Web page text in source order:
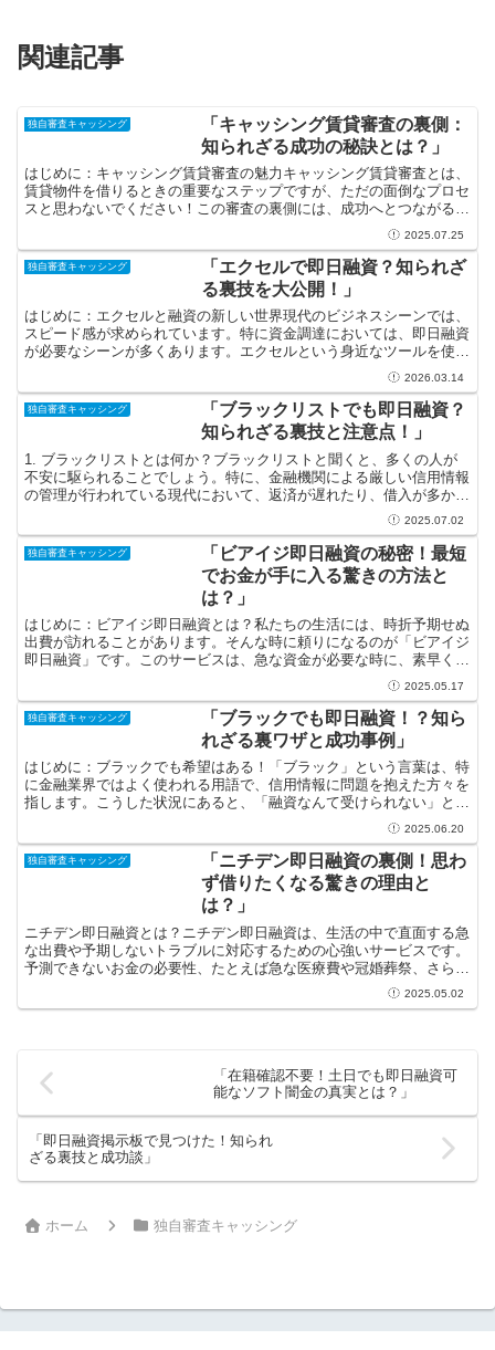
関連記事
独自審査キャッシング
「キャッシング賃貸審査の裏側：
知られざる成功の秘訣とは？」
はじめに：キャッシング賃貸審査の魅力キャッシング賃貸審査とは、
賃貸物件を借りるときの重要なステップですが、ただの面倒なプロセ
スと思わないでください！この審査の裏側には、成功へとつながる多
くの魅力が隠れています。家を借りることは、新しい生活の...2025.07.25
独自審査キャッシング
「エクセルで即日融資？知られざ
る裏技を大公開！」
はじめに：エクセルと融資の新しい世界現代のビジネスシーンでは、
スピード感が求められています。特に資金調達においては、即日融資
が必要なシーンが多くあります。エクセルという身近なツールを使っ
て、手軽に融資を得る方法があることをご存知ですか？この...2026.03.14
独自審査キャッシング
「ブラックリストでも即日融資？
知られざる裏技と注意点！」
1. ブラックリストとは何か？ブラックリストと聞くと、多くの人が
不安に駆られることでしょう。特に、金融機関による厳しい信用情報
の管理が行われている現代において、返済が遅れたり、借入が多かっ
たりすることで「ブラックリスト」に載ってしまうことは...2025.07.02
独自審査キャッシング
「ビアイジ即日融資の秘密！最短
でお金が手に入る驚きの方法と
は？」
はじめに：ビアイジ即日融資とは？私たちの生活には、時折予期せぬ
出費が訪れることがあります。そんな時に頼りになるのが「ビアイジ
即日融資」です。このサービスは、急な資金が必要な時に、素早くお
金を手に入れることができる画期的な方法です。心優しい金...2025.05.17
独自審査キャッシング
「ブラックでも即日融資！？知ら
れざる裏ワザと成功事例」
はじめに：ブラックでも希望はある！「ブラック」という言葉は、特
に金融業界ではよく使われる用語で、信用情報に問題を抱えた方々を
指します。こうした状況にあると、「融資なんて受けられない」と思
い込むかもしれませんが、実は思いもよらない方法で即日融...2025.06.20
独自審査キャッシング
「ニチデン即日融資の裏側！思わ
ず借りたくなる驚きの理由と
は？」
ニチデン即日融資とは？ニチデン即日融資は、生活の中で直面する急
な出費や予期しないトラブルに対応するための心強いサービスです。
予測できないお金の必要性、たとえば急な医療費や冠婚葬祭、さらに
は生活費のピンチなど、皆さんも経験したことがあるのでは...2025.05.02
「在籍確認不要！土日でも即日融資可
能なソフト闇金の真実とは？」
「即日融資掲示板で見つけた！知られ
ざる裏技と成功談」
ホーム 独自審査キャッシング